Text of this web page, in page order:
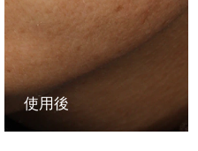
使用後
預計送達日期 8/12/26
預計送達日期8/13/26
預計送達日期
預計送達日期8/14/26